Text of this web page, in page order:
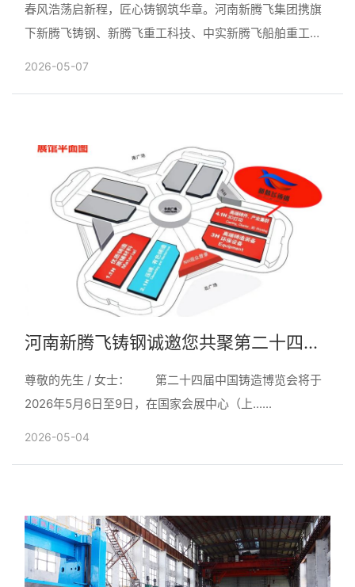
春风浩荡启新程，匠心铸钢筑华章。河南新腾飞集团携旗
下新腾飞铸钢、新腾飞重工科技、中实新腾飞船舶重工、
2026-05-07
河南新腾飞铸钢诚邀您共聚第二十四届
尊敬的先生 / 女士： 第二十四届中国铸造博览会将于
2026年5月6日至9日，在国家会展中心（上......
2026-05-04